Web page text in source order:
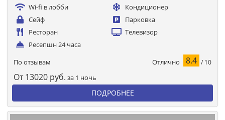
Wi-fi в лобби
Кондиционер
Сейф
Парковка
Ресторан
Телевизор
Ресепшн 24 часа
По отзывам Отлично 8.4 / 10
От 13020 руб. за 1 ночь
ПОДРОБНЕЕ